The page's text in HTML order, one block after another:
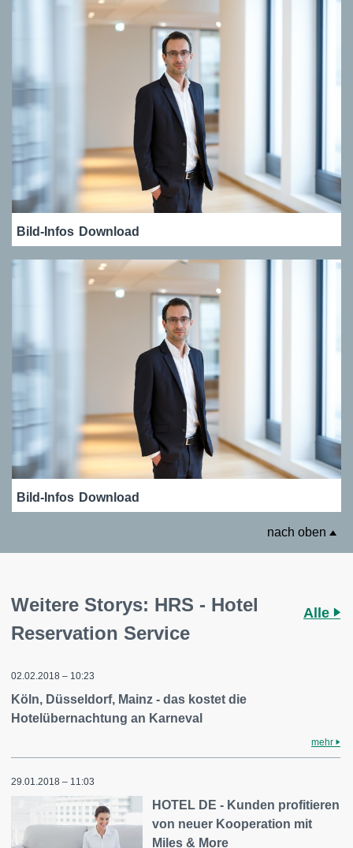
Bild-Infos Download
Bild-Infos Download
nach oben
Weitere Storys: HRS - Hotel
Reservation Service
Alle
02.02.2018 – 10:23
Köln, Düsseldorf, Mainz - das kostet die
Hotelübernachtung an Karneval
mehr
29.01.2018 – 11:03
HOTEL DE - Kunden profitieren
von neuer Kooperation mit
Miles & More